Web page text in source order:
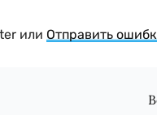
или Отправить